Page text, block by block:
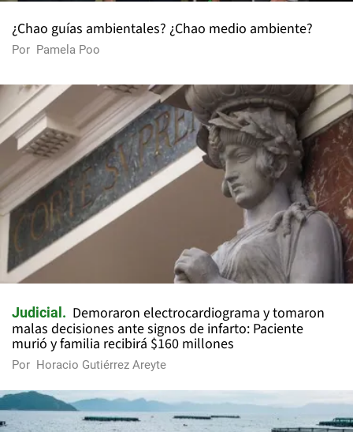
¿Chao guías ambientales? ¿Chao medio ambiente?
Por Pamela Poo
Judicial
Demoraron electrocardiograma y tomaron
malas decisiones ante signos de infarto: Paciente
murió y familia recibirá $160 millones
Por Horacio Gutiérrez Areyte